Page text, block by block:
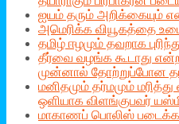
ஐயம் தரும் அறிக்கையும்
அமெரிக்க வியூகத்தை
தமிழ் ஈழமும் தவறாக
தீர்வை வழங்க கூடாது
முன்னால் தோற்றுப்போன
மனிதமும் தர்மமும்
ஒளியாக விளங்குபவர்
மாகாணப் பொலிஸ்